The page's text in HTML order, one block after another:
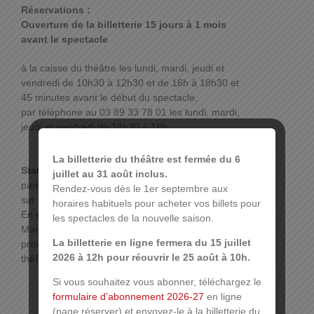
Réservations :
Ouverture de la billetterie 15 jours à 1 mois
avant le spectacle
à la caisse du théâtre les lundi, mardi, jeudi et
vendredi de 10h30 à 12h30 et de 16h à 18h30 et
45 minutes avant le début du spectacle,
par téléphone au 03 89 33 78 01 les lundi, mardi,
jeudi et vendredi de 14h30 à 16h.
Stationnement :
parking des Maréchaux, ouvert tous les jours 24h
sur 24h. Forfait 1 € de 19h à 1h et 2 € de 1h à 7h.
En empruntant l’issue piétonne « Cour des
Maréchaux », la sortie du parking s’effectue à
proximité de la place de la Réunion, à deux pas du
théâtre.
La billetterie du théâtre est fermée du 6
juillet au 31 août inclus.
Rendez-vous dès le 1er septembre aux
horaires habituels pour acheter vos billets pour
les spectacles de la nouvelle saison.
La billetterie en ligne fermera du 15 juillet
2026 à 12h pour réouvrir le 25 août à 10h.
Si vous souhaitez vous abonner, téléchargez le
formulaire d’abonnement 2026-27 en ligne
(page réserver) et envoyez-le à la billetterie du